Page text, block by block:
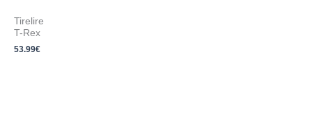
Tirelire
T-Rex
53.99€